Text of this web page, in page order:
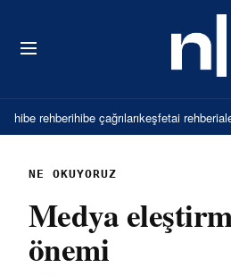
hibe rehberihibe çağrılarıkeşfetai rehberi
NE OKUYORUZ
Medya
önemi